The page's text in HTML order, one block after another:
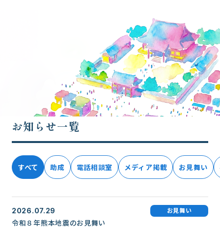
お知らせ一覧
すべて 助成 電話相談室 メディア掲載 お見舞い
2026.07.29 お見舞い
令和８年熊本地震のお見舞い